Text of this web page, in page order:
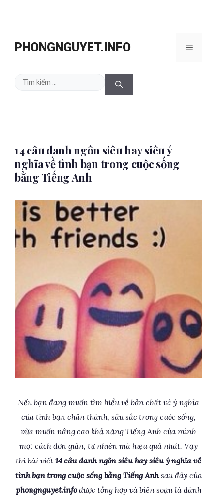
PHONGNGUYET.INFO Menu
Tìm
14 câu danh ngôn siêu hay siêu ý
nghĩa về tình bạn trong cuộc sống
bằng Tiếng Anh
Nếu bạn đang muốn tìm hiểu về bản chất và ý nghĩa
của tình bạn chân thành, sâu sắc trong cuộc sống,
vừa muốn nâng cao khả năng Tiếng Anh của mình
một cách đơn giản, tự nhiên mà hiệu quả nhất. Vậy
thì bài viết 14 câu danh ngôn siêu hay siêu ý nghĩa về
tình bạn trong cuộc sống bằng Tiếng Anhsau đây của
phongnguyet.infođược tổng hợp và biên soạn là dành